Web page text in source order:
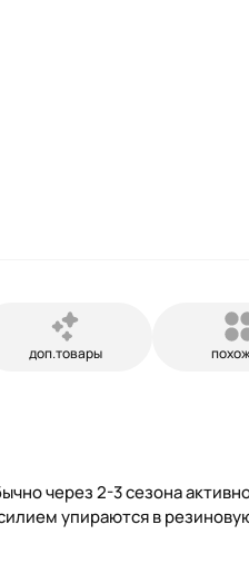
доп.товары
через 2-3 сезона
упираются в